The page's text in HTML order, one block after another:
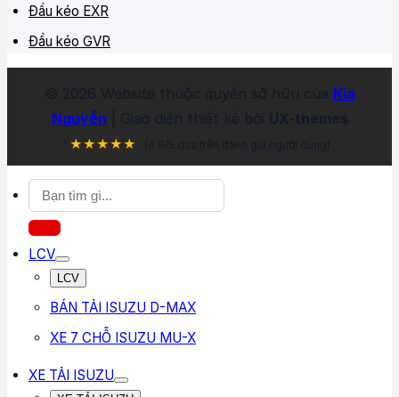
Đầu kéo EXR
Đầu kéo GVR
© 2026 Website thuộc quyền sở hữu của Kia
Nguyễn | Giao diện thiết kế bởi UX-themes
★★★★★ (4.9/5 dựa trên đánh giá người dùng)
Tìm
kiếm:
LCV
LCV
BÁN TẢI ISUZU D-MAX
XE 7 CHỖ ISUZU MU-X
XE TẢI ISUZU